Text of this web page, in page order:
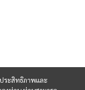
ระสิทธิภาพและ